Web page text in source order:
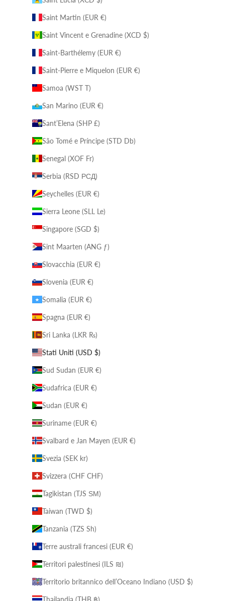
Saint Martin (EUR €)
Saint Vincent e Grenadine (XCD $)
Saint-Barthélemy (EUR €)
Saint-Pierre e Miquelon (EUR €)
Samoa (WST T)
San Marino (EUR €)
Sant’Elena (SHP £)
São Tomé e Príncipe (STD Db)
Senegal (XOF Fr)
Serbia (RSD РСД)
Seychelles (EUR €)
Sierra Leone (SLL Le)
Singapore (SGD $)
Sint Maarten (ANG ƒ)
Slovacchia (EUR €)
Slovenia (EUR €)
Somalia (EUR €)
Spagna (EUR €)
Sri Lanka (LKR ₨)
Stati Uniti (USD $)
Sud Sudan (EUR €)
Sudafrica (EUR €)
Sudan (EUR €)
Suriname (EUR €)
Svalbard e Jan Mayen (EUR €)
Svezia (SEK kr)
Svizzera (CHF CHF)
Tagikistan (TJS ЅМ)
Taiwan (TWD $)
Tanzania (TZS Sh)
Terre australi francesi (EUR €)
Territori palestinesi (ILS ₪)
Territorio britannico dell’Oceano Indiano (USD $)
Thailandia (THB ฿)